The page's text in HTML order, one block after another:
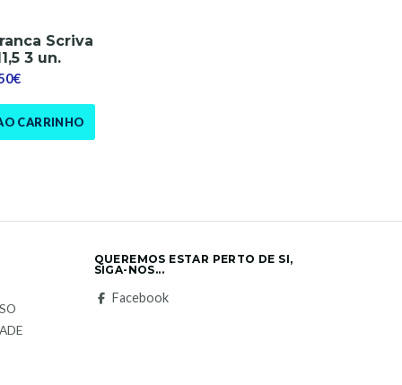
Scriva
3 un.
CARRINHO
QUEREMOS ESTAR PERTO DE SI,
SIGA-NOS...
Facebook